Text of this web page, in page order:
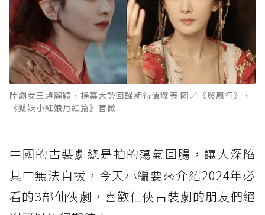
陸劇女王趙麗穎、楊冪大勢回歸期待值爆表 圖／《與鳳行》、
《狐妖小紅娘月紅篇》官微
中國的古裝劇總是拍的蕩氣回腸，讓人深陷
其中無法自拔，今天小編要來介紹2024年必
看的3部仙俠劇，喜歡仙俠古裝劇的朋友們絕